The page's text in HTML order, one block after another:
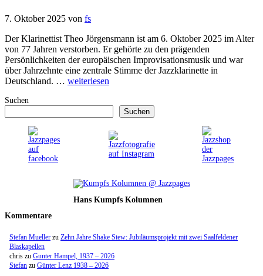
7. Oktober 2025 von fs
Der Klarinettist Theo Jörgensmann ist am 6. Oktober 2025 im Alter
von 77 Jahren verstorben. Er gehörte zu den prägenden
Persönlichkeiten der europäischen Improvisationsmusik und war
über Jahrzehnte eine zentrale Stimme der Jazzklarinette in
Deutschland. … weiterlesen
Suchen
Suchen
Hans Kumpfs Kolumnen
Kommentare
Stefan Mueller zu Zehn Jahre Shake Stew: Jubiläumsprojekt mit zwei Saalfeldener
Blaskapellen
chris zu Gunter Hampel, 1937 – 2026
Stefan zu Günter Lenz 1938 – 2026